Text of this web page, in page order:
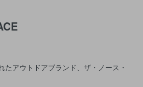
たアウトドアブランド、ザ・ノース・